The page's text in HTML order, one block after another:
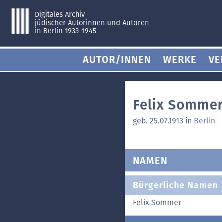
Digitales Archiv
jüdischer Autorinnen und Autoren
in Berlin 1933–1945
AUTOR/INNEN WERKE
Felix
geb. 25.07.1913 in Berlin
NAMEN
Bürgerliche Namen
Felix Sommer